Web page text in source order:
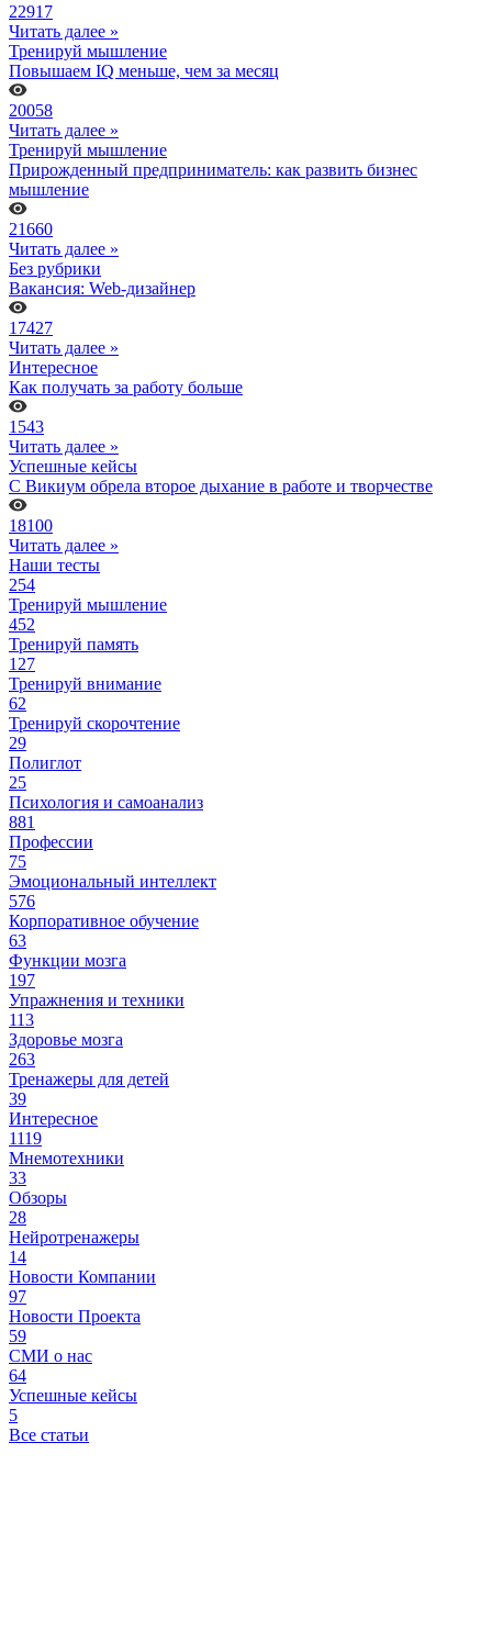
22917
Читать далее »
Тренируй мышление
Повышаем IQ меньше, чем за месяц
20058
Читать далее »
Тренируй мышление
Прирожденный предприниматель: как развить бизнес
мышление
21660
Читать далее »
Без рубрики
Вакансия: Web-дизайнер
17427
Читать далее »
Интересное
Как получать за работу больше
1543
Читать далее »
Успешные кейсы
С Викиум обрела второе дыхание в работе и творчестве
18100
Читать далее »
Наши тесты
254
Тренируй мышление
452
Тренируй память
127
Тренируй внимание
62
Тренируй скорочтение
29
Полиглот
25
Психология и самоанализ
881
Профессии
75
Эмоциональный интеллект
576
Корпоративное обучение
63
Функции мозга
197
Упражнения и техники
113
Здоровье мозга
263
Тренажеры для детей
39
Интересное
1119
Мнемотехники
33
Обзоры
28
Нейротренажеры
14
Новости Компании
97
Новости Проекта
59
СМИ о нас
64
Успешные кейсы
5
Все статьи